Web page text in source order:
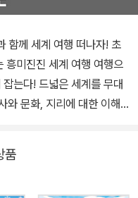
께 세계 여행 떠나자! 초
흥미진진 세계 여행 여행으
계를 무대
와 문화, 지리에 대한 이해는
와 집만 오가던 아이들이
품